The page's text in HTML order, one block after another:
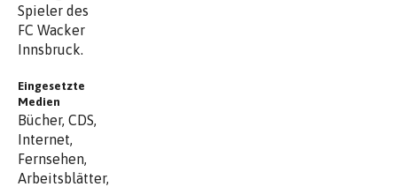
Spieler des
FC Wacker
Innsbruck.
Eingesetzte
Medien
Bücher, CDS,
Internet,
Fernsehen,
Arbeitsblätter,